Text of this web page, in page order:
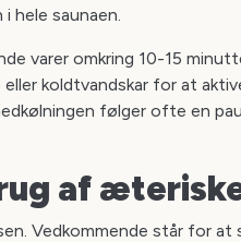
hele saunaen.
varer omkring 10-15
koldtvandskar for at
følger ofte en
af
Vedkommende står for at